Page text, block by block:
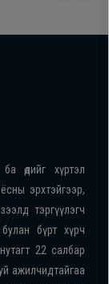
өдийг хүртэл
эрхтэйгээр,
тэргүүлэгч
бүрт хүрч
22 салбар
ажилчидтайгаа